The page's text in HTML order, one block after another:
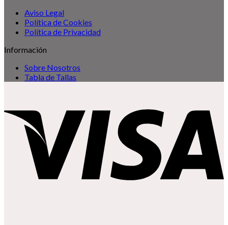
Aviso Legal
Política de Cookies
Política de Privacidad
Información
Sobre Nosotros
Tabla de Tallas